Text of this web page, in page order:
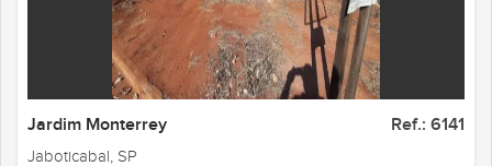
Jardim Monterrey Ref.: 6141
Jaboticabal, SP